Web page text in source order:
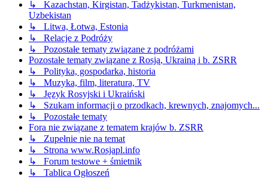
↳ Kazachstan, Kirgistan, Tadżykistan, Turkmenistan,
Uzbekistan
↳ Litwa, Łotwa, Estonia
↳ Relacje z Podróży
↳ Pozostałe tematy związane z podróżami
Pozostałe tematy związane z Rosją, Ukrainą i b. ZSRR
↳ Polityka, gospodarka, historia
↳ Muzyka, film, literatura, TV
↳ Język Rosyjski i Ukraiński
↳ Szukam informacji o przodkach, krewnych, znajomych...
↳ Pozostałe tematy
Fora nie związane z tematem krajów b. ZSRR
↳ Zupełnie nie na temat
↳ Strona www.Rosjapl.info
↳ Forum testowe + śmietnik
↳ Tablica Ogłoszeń